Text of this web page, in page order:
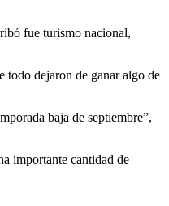
fue turismo nacional,
todo dejaron de ganar algo de
baja de septiembre”,
importante cantidad de